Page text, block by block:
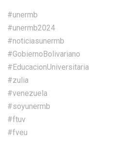
#unermb
#unermb2024
#noticiasunermb
#GobiernoBolivariano
#EducacionUniversitaria
#zulia
#venezuela
#soyunermb
#ftuv
#fveu